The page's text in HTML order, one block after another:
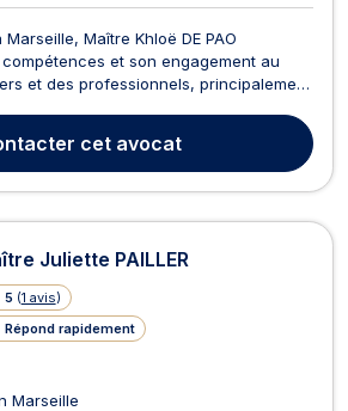
Maître Khloë DE PAO
compétences et son engagement au
et des professionnels, principalement
afin d’offrir à chaque client un
et une défense sur m...
cet avocat
Juliette PAILLER
5 (1 avis)
Répond rapidement
Marseille